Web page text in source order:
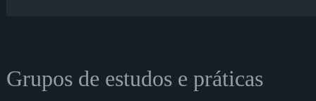
Grupos de estudos e práticas